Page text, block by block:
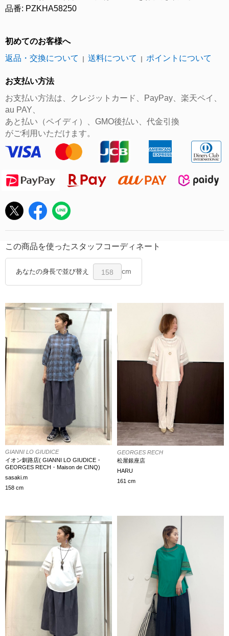
品番: PZKHA58250
初めてのお客様へ
返品・交換について
｜ 送料について ｜ ポイントについて
お支払い方法
お支払い方法は、クレジットカード、PayPay、楽天ペイ、
au PAY、
あと払い（ペイディ）、GMO後払い、代金引換
がご利用いただけます。
この商品を使ったスタッフコーディネート
あなたの身長で並び替え 158 cm
GIANNI LO GIUDICE
イオン釧路店( GIANNI LO GIUDICE・
GEORGES RECH・Maison de CINQ)
sasaki.m
158 cm
GEORGES RECH
松屋銀座店
HARU
161 cm